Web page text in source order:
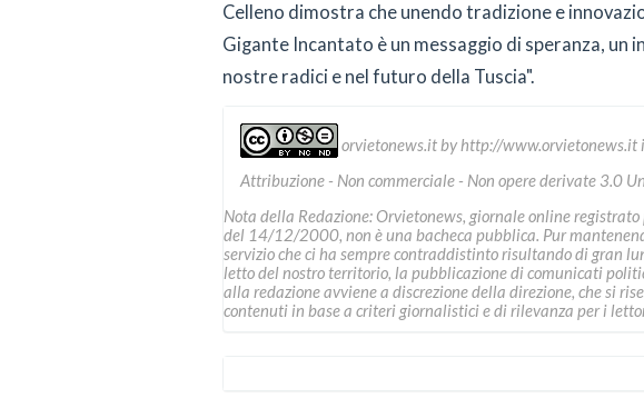
Celleno dimostra che unendo tradizione e
Gigante Incantato è un messaggio di speranza, un
nostre radici e nel futuro della Tuscia".
orvietonews.itby http://www.orvietonews.it
Attribuzione - Non commerciale - Non opere derivate 3.0
Nota della Redazione: Orvietonews, giornale online
del 14/12/2000, non è una bacheca pubblica. Pur
servizio che ci ha sempre contraddistinto risultando di gran
letto del nostro territorio, la pubblicazione di comunicati
alla redazione avviene a discrezione della direzione, che si
contenuti in base a criteri giornalistici e di rilevanza per i